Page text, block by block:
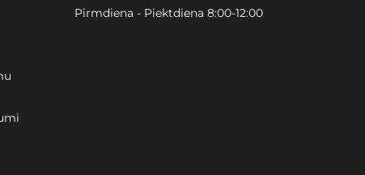
Pirmdiena - Piektdiena 8:00-12:00